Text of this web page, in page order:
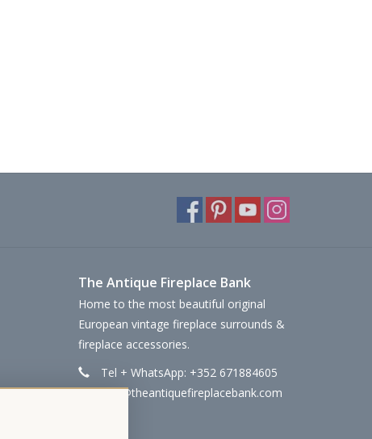
The Antique Fireplace Bank
Home to the most beautiful original
European vintage fireplace surrounds &
fireplace accessories.
Tel + WhatsApp: +352 671884605
info@theantiquefireplacebank.com